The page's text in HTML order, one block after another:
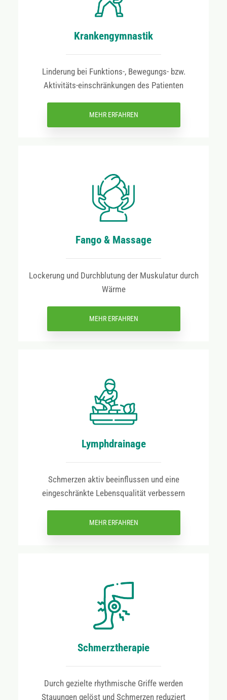
Krankengymnastik
Linderung bei Funktions-, Bewegungs- bzw.
Aktivitäts-einschränkungen des Patienten
MEHR ERFAHREN
Fango & Massage
Lockerung und Durchblutung der Muskulatur durch
Wärme
MEHR ERFAHREN
Lymphdrainage
Schmerzen aktiv beeinflussen und eine
eingeschränkte Lebensqualität verbessern
MEHR ERFAHREN
Schmerztherapie
Durch gezielte rhythmische Griffe werden
Stauungen gelöst und Schmerzen reduziert